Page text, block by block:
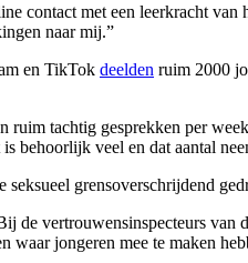
contact met een leerkracht van
naar mij.”
en TikTok deelden ruim 2000
tachtig gesprekken per
behoorlijk veel en dat aantal
grensoverschrijdend
de vertrouwensinspecteurs van
waar jongeren mee te maken